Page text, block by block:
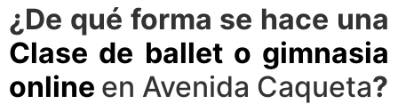
¿De qué forma se hace una
Clase de ballet o gimnasia
online en Avenida Caqueta?